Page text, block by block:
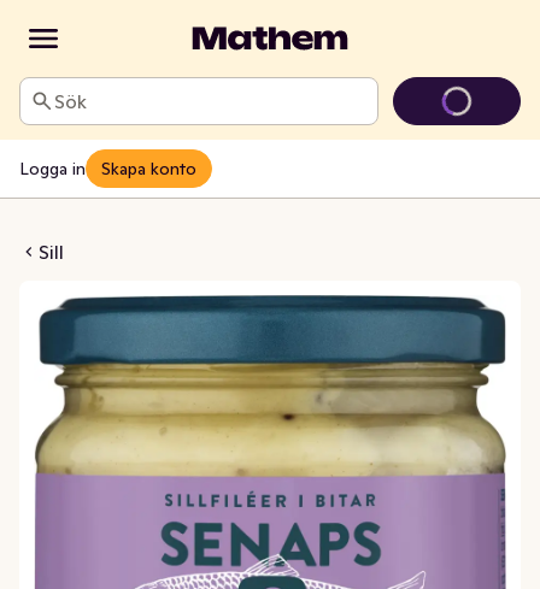
Sök
Logga in Skapa konto
Sill